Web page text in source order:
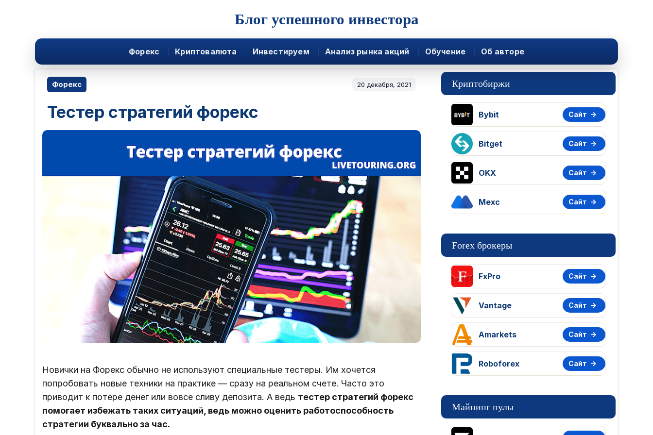
Блог успешного инвестора
Форекс Криптовалюта Инвестируем Анализ рынка акций Обучение Об авторе
Форекс 20 декабря, 2021
Тестер стратегий форекс
Новички на Форекс обычно не используют специальные тестеры. Им хочется
попробовать новые техники на практике ― сразу на реальном счете. Часто это
приводит к потере денег или вовсе сливу депозита. А ведь тестер стратегий форекс
помогает избежать таких ситуаций, ведь можно оценить работоспособность
стратегии буквально за час.
Криптобиржи
Bybit Сайт
Bitget Сайт
OKX Сайт
Mexc Сайт
Forex брокеры
FxPro Сайт
Vantage Сайт
Amarkets Сайт
Roboforex Сайт
Майнинг пулы